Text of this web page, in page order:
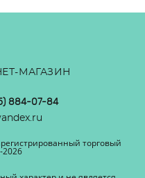
МАГАЗИН
884-07-84
торговый
2026